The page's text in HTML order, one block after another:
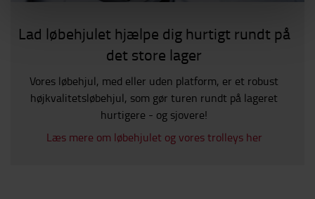
Lad løbehjulet hjælpe dig hurtigt rundt på
det store lager
Vores løbehjul, med eller uden platform, er et robust
højkvalitetsløbehjul, som gør turen rundt på lageret
hurtigere - og sjovere!
Læs mere om løbehjulet og vores trolleys her